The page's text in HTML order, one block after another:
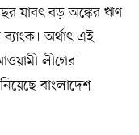
যাবৎ বড় অঙ্কের ঋণ
ব্যাংক। অর্থাৎ এই
লীগের
বাংলাদেশ